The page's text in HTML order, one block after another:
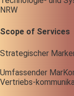
NRW
Scope of Services
Strategischer
Umfassender
Vertriebs-